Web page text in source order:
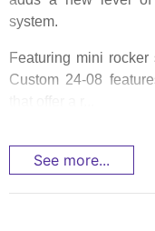
system.
Featuring mini
Custom 24-08
that offer a r...
See more...